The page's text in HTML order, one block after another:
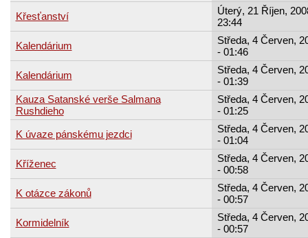
Křesťanství
Úterý, 21 Říjen,
23:44
Kalendárium
Středa, 4 Červen,
- 01:46
Kalendárium
Středa, 4 Červen,
- 01:39
Kauza Satanské verše Salmana
Rushdieho
Středa, 4 Červen,
- 01:25
K úvaze pánskému jezdci
Středa, 4 Červen,
- 01:04
Kříženec
Středa, 4 Červen,
- 00:58
K otázce zákonů
Středa, 4 Červen,
- 00:57
Kormidelník
Středa, 4 Červen,
- 00:57